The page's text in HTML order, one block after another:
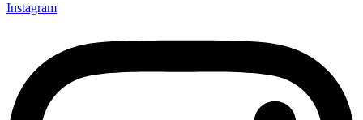
Instagram